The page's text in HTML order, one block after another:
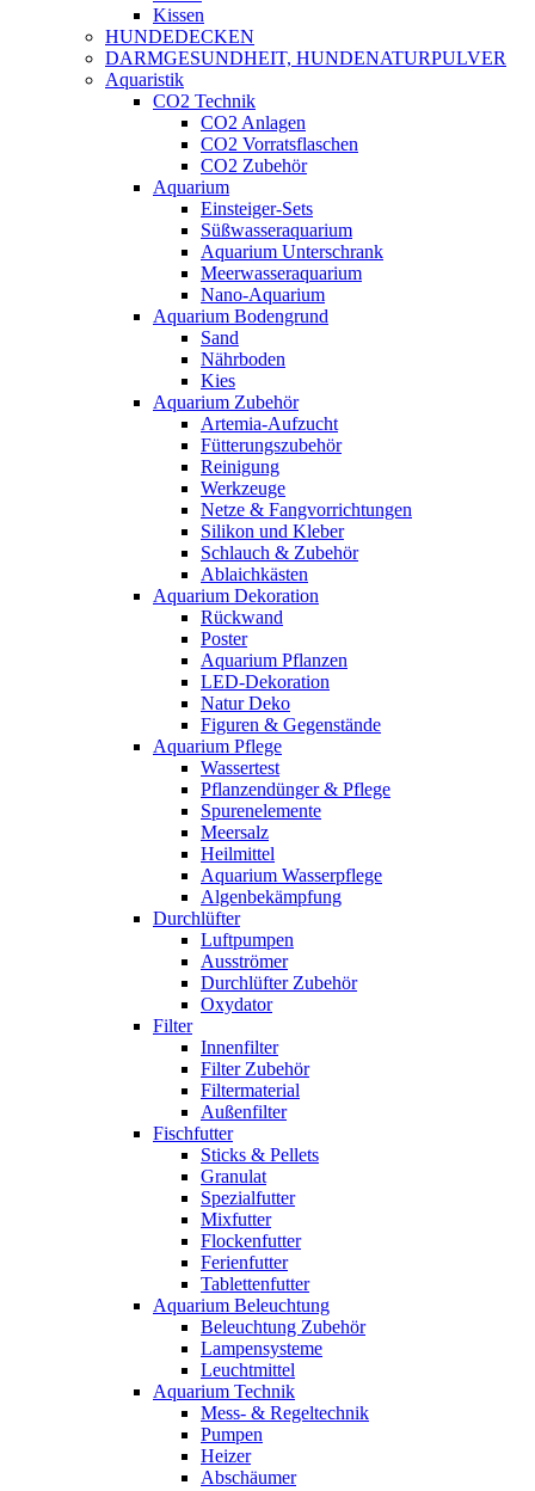
Kissen
HUNDEDECKEN
DARMGESUNDHEIT, HUNDENATURPULVER
Aquaristik
CO2 Technik
CO2 Anlagen
CO2 Vorratsflaschen
CO2 Zubehör
Aquarium
Einsteiger-Sets
Süßwasseraquarium
Aquarium Unterschrank
Meerwasseraquarium
Nano-Aquarium
Aquarium Bodengrund
Sand
Nährboden
Kies
Aquarium Zubehör
Artemia-Aufzucht
Fütterungszubehör
Reinigung
Werkzeuge
Netze & Fangvorrichtungen
Silikon und Kleber
Schlauch & Zubehör
Ablaichkästen
Aquarium Dekoration
Rückwand
Poster
Aquarium Pflanzen
LED-Dekoration
Natur Deko
Figuren & Gegenstände
Aquarium Pflege
Wassertest
Pflanzendünger & Pflege
Spurenelemente
Meersalz
Heilmittel
Aquarium Wasserpflege
Algenbekämpfung
Durchlüfter
Luftpumpen
Ausströmer
Durchlüfter Zubehör
Oxydator
Filter
Innenfilter
Filter Zubehör
Filtermaterial
Außenfilter
Fischfutter
Sticks & Pellets
Granulat
Spezialfutter
Mixfutter
Flockenfutter
Ferienfutter
Tablettenfutter
Aquarium Beleuchtung
Beleuchtung Zubehör
Lampensysteme
Leuchtmittel
Aquarium Technik
Mess- & Regeltechnik
Pumpen
Heizer
Abschäumer